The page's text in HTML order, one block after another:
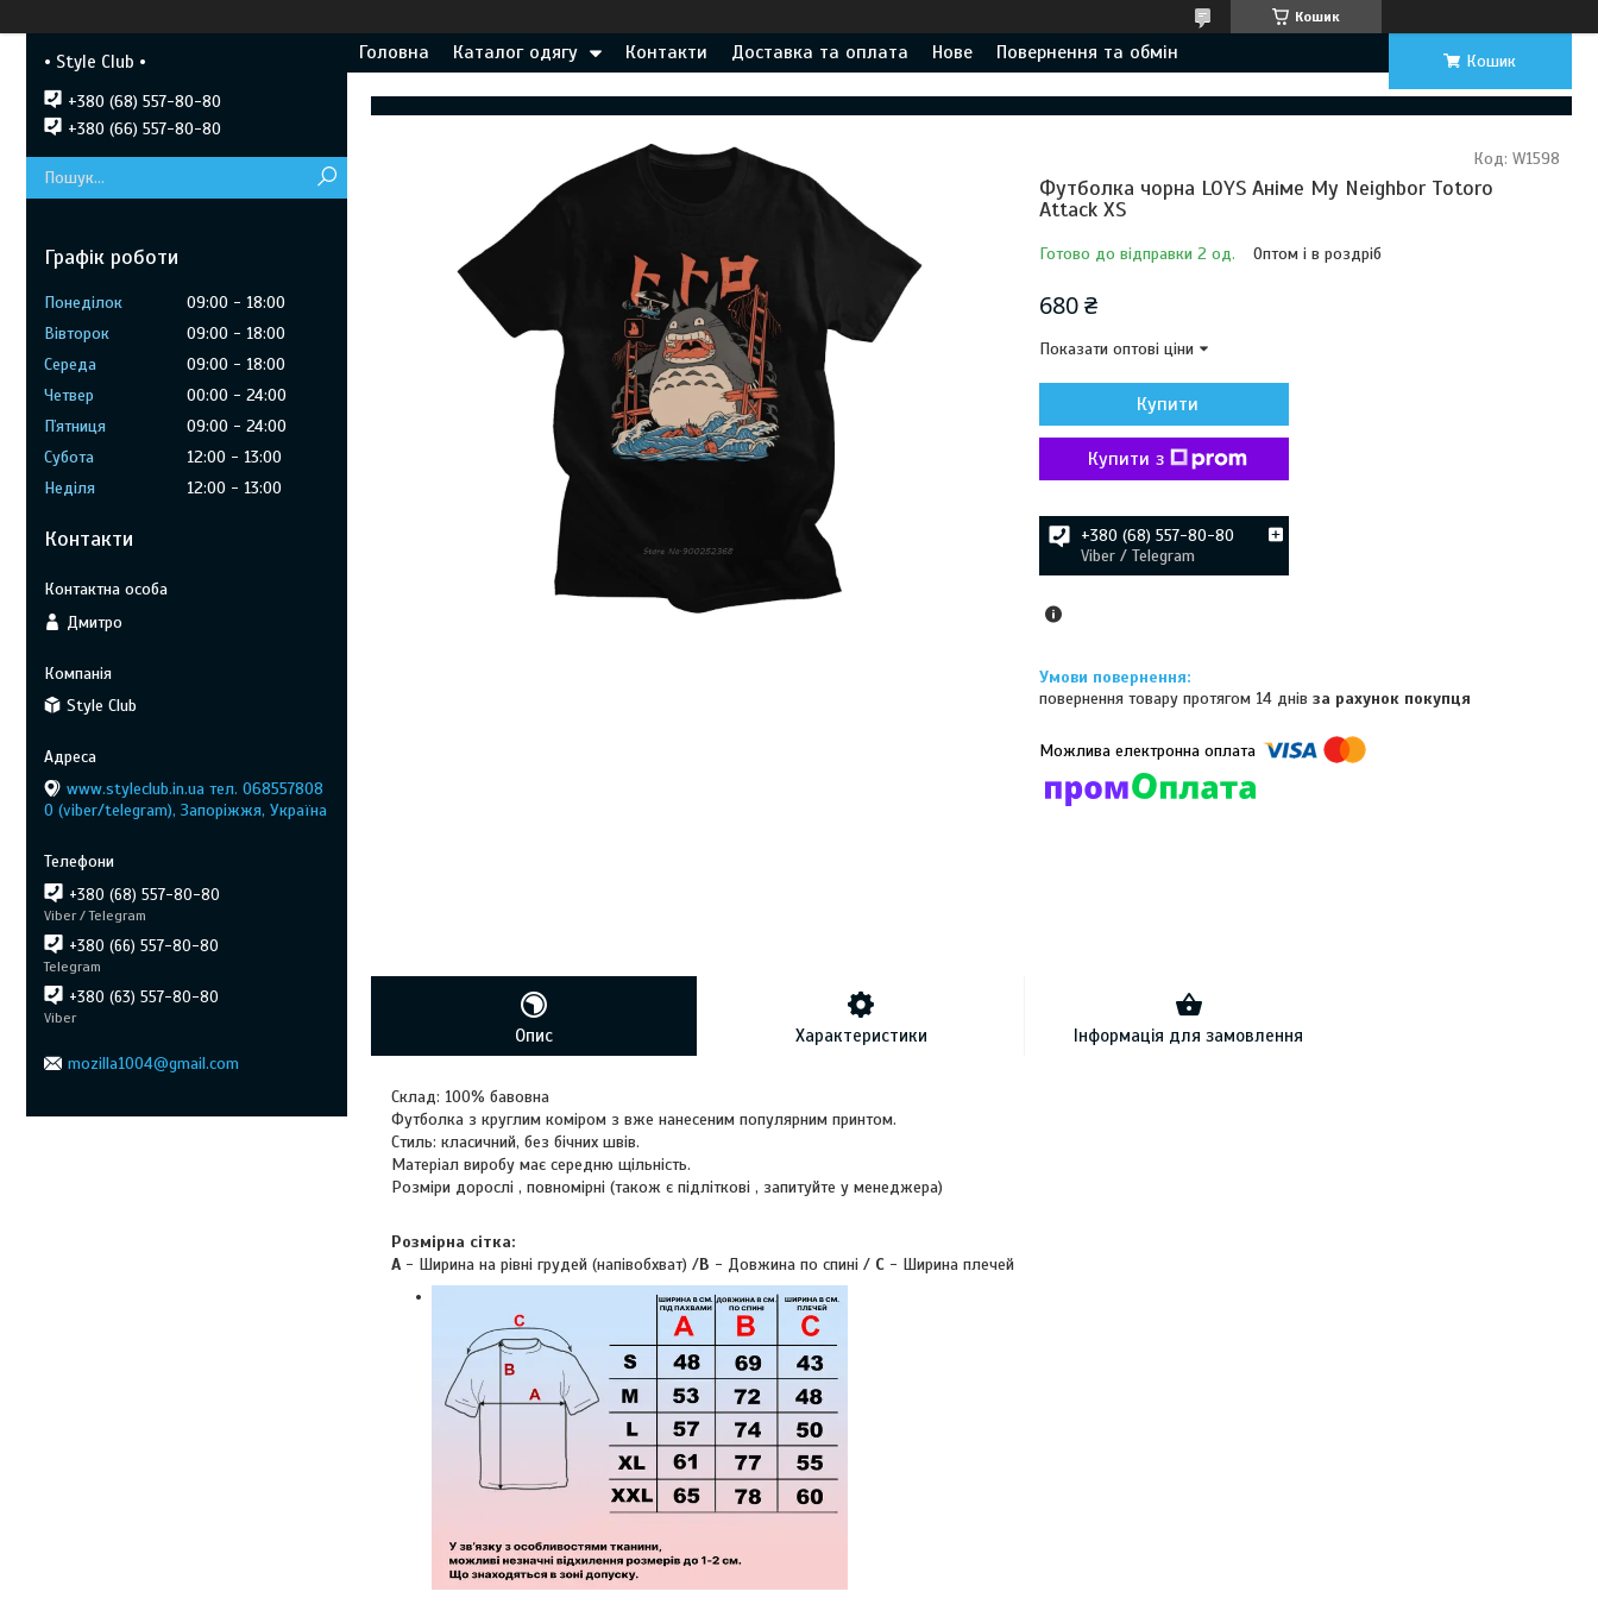
Кошик
Головна Каталог одягу Контакти Доставка та оплата Нове Повернення та обмін Кошик
Футболка чорна LOYS Аніме My Neighbor Totoro
Attack XS
Готово до відправки 2 од. Оптом і в роздріб
Код: W1598
680 ₴
Показати оптові ціни
Купити
Купити з
+380 (68) 557-80-80
Viber / Telegram
повернення товару протягом 14 днівза рахунок покупця
Опис Характеристики Інформація для замовлення
Склад: 100% бавовна
Футболка з круглим коміром з вже нанесеним популярним принтом.
Стиль: класичний, без бічних швів.
Матеріал виробу має середню щільність.
Розміри дорослі , повномірні (також є підліткові , запитуйте у менеджера)
Розмірна сітка:
A - Ширина на рівні грудей (напівобхват) /B - Довжина по спині / C - Ширина плечей
• Style Club •
+380 (68) 557-80-80
+380 (66) 557-80-80
Графік роботи
Понеділок 09:00
18:00
Вівторок
09:00
18:00
Середа
09:00
18:00
Четвер
00:00
24:00
Пʼятниця
09:00
24:00
Субота
12:00
13:00
Неділя
12:00 13:00
Контакти
Дмитро
Style Club
www.styleclub.in.ua тел. 068557808
0 (viber/telegram), Запоріжжя, Україна
+380 (68) 557-80-80
Viber / Telegram
+380 (66) 557-80-80
Telegram
+380 (63) 557-80-80
Viber
mozilla1004@gmail.com